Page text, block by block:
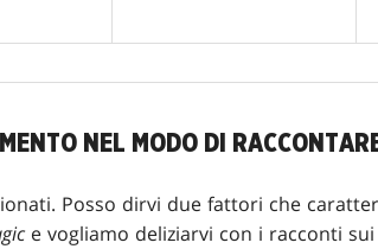
NEL MODO DI
Posso dirvi due fattori che
e vogliamo deliziarvi con i racconti